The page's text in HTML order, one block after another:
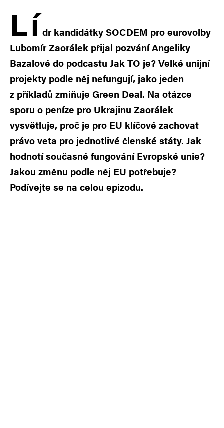
Lí dr kandidátky SOCDEM pro eurovolby
Lubomír Zaorálek přijal pozvání Angeliky
Bazalové do podcastu Jak TO je? Velké unijní
projekty podle něj nefungují, jako jeden
z příkladů zmiňuje Green Deal. Na otázce
sporu o peníze pro Ukrajinu Zaorálek
vysvětluje, proč je pro EU klíčové zachovat
právo veta pro jednotlivé členské státy. Jak
hodnotí současné fungování Evropské unie?
Jakou změnu podle něj EU potřebuje?
Podívejte se na celou epizodu.